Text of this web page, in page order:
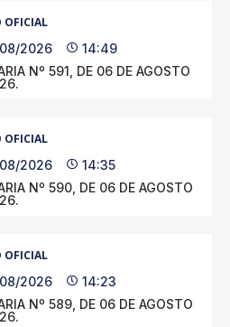
OFICIAL
2026
14:49
Nº 591, DE 06 DE AGOSTO
OFICIAL
2026
14:35
Nº 590, DE 06 DE AGOSTO
OFICIAL
2026
14:23
Nº 589, DE 06 DE AGOSTO